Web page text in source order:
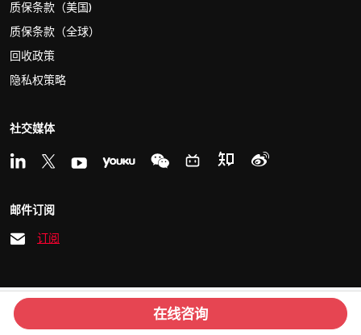
质保条款（美国)
质保条款（全球）
回收政策
隐私权策略
社交媒体
邮件订阅
订阅
© 2026 Kvaser 沪ICP备15033759号
在线咨询